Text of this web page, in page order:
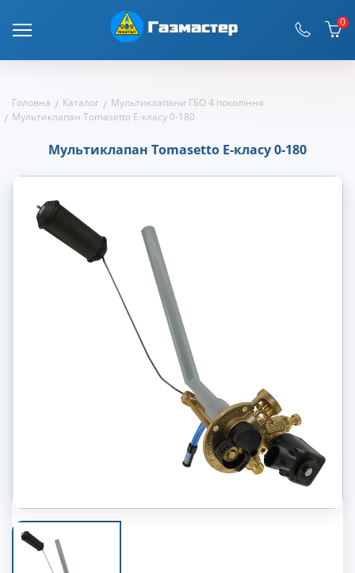
0
Головна Каталог
Мультиклапани ГБО 4 покоління
Мультиклапан Tomasetto E-класу 0-180
Мультиклапан Tomasetto E-класу 0-180